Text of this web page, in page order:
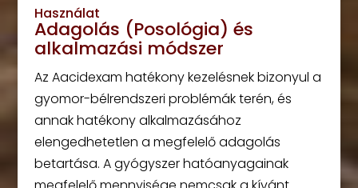
Használat
Adagolás (Posológia) és
alkalmazási módszer
Az Aacidexam hatékony kezelésnek bizonyul a
gyomor-bélrendszeri problémák terén, és
annak hatékony alkalmazásához
elengedhetetlen a megfelelő adagolás
betartása. A gyógyszer hatóanyagainak